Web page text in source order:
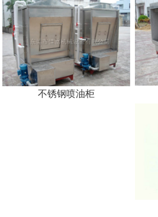
不锈钢喷油柜